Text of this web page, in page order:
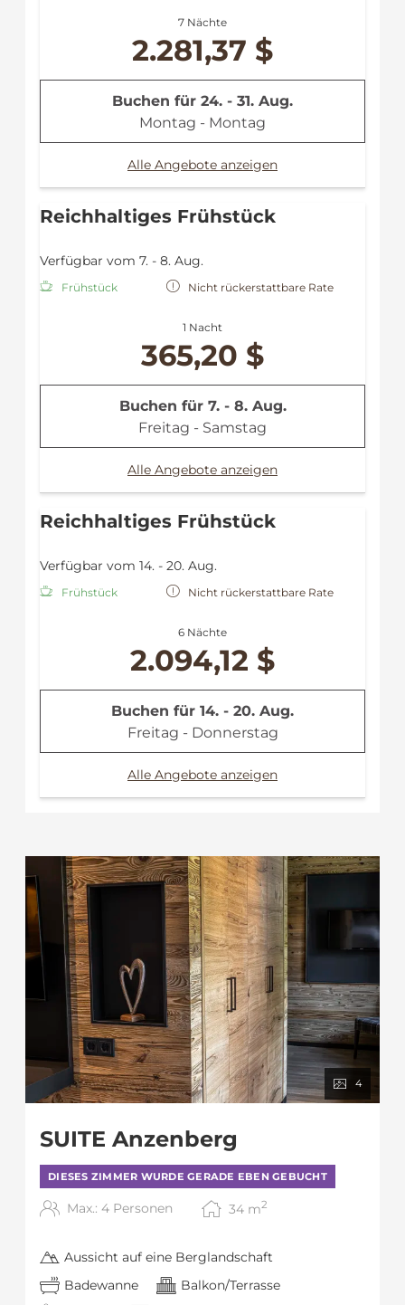
Minikühlschrank
Badewanne
Handtücher
Bademantel
Leihregenschirm
7 Nächte
2.281,37 $
Buchen für 24. - 31. Aug.
Montag - Montag
Alle Angebote anzeigen
Reichhaltiges Frühstück
Verfügbar vom 7. - 8. Aug.
Frühstück Nicht rückerstattbare Rate
1 Nacht
365,20 $
Buchen für 7. - 8. Aug.
Freitag - Samstag
Alle Angebote anzeigen
Reichhaltiges Frühstück
Verfügbar vom 14. - 20. Aug.
Frühstück Nicht rückerstattbare Rate
6 Nächte
2.094,12 $
Buchen für 14. - 20. Aug.
Freitag - Donnerstag
Alle Angebote anzeigen
4
SUITE Anzenberg
DIESES ZIMMER WURDE GERADE EBEN GEBUCHT
Max.: 4 Personen 34 m2
Aussicht auf eine Berglandschaft
Badewanne
Balkon/Terrasse